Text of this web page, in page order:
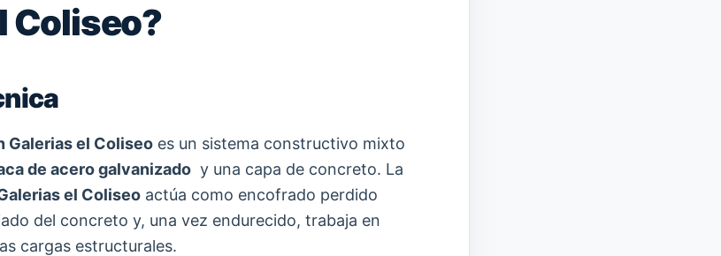
Coliseo?
Galerias el Coliseo es un sistema constructivo mixto
de acero galvanizado y una capa de concreto. La
el Coliseo actúa como encofrado perdido
del concreto y, una vez endurecido, trabaja en
cargas estructurales.